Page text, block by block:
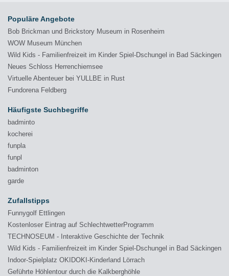
Populäre Angebote
Bob Brickman und Brickstory Museum in Rosenheim
WOW Museum München
Wild Kids - Familienfreizeit im Kinder Spiel-Dschungel in Bad Säckingen
Neues Schloss Herrenchiemsee
Virtuelle Abenteuer bei YULLBE in Rust
Fundorena Feldberg
Häufigste Suchbegriffe
badminto
kocherei
funpla
funpl
badminton
garde
Zufallstipps
Funnygolf Ettlingen
Kostenloser Eintrag auf SchlechtwetterProgramm
TECHNOSEUM - Interaktive Geschichte der Technik
Wild Kids - Familienfreizeit im Kinder Spiel-Dschungel in Bad Säckingen
Indoor-Spielplatz OKIDOKI-Kinderland Lörrach
Geführte Höhlentour durch die Kalkberghöhle